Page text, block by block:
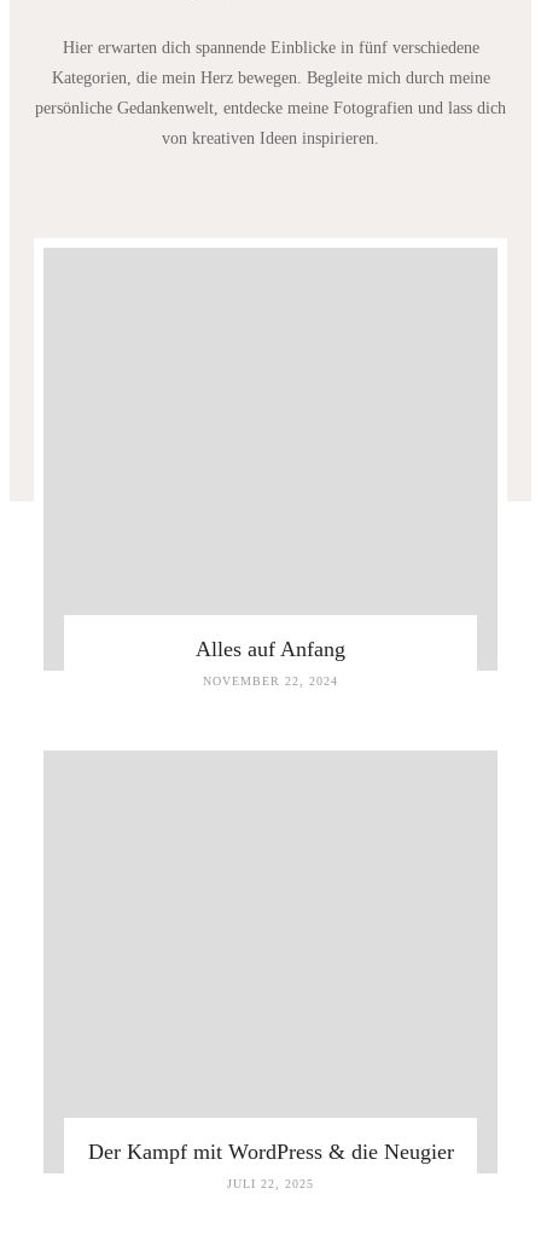
Hier erwarten dich spannende Einblicke in fünf verschiedene
Kategorien, die mein Herz bewegen. Begleite mich durch meine
persönliche Gedankenwelt, entdecke meine Fotografien und lass dich
von kreativen Ideen inspirieren.
Alles auf Anfang
NOVEMBER 22, 2024
Der Kampf mit WordPress & die Neugier
JULI 22, 2025